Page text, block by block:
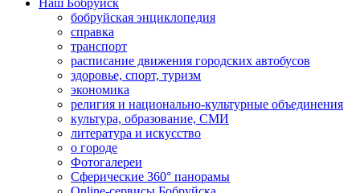
Наш Бобруйск
бобруйская энциклопедия
справка
транспорт
расписание движения городских автобусов
здоровье, спорт, туризм
экономика
религия и национально-культурные объединения
культура, образование, СМИ
литература и искусство
о городе
Фотогалереи
Сферические 360° панорамы